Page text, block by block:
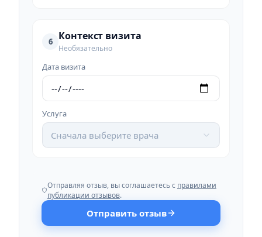
6 Контекст визита
Необязательно
Дата визита
Услуга
Сначала выберите врача
Отправляя отзыв, вы соглашаетесь с правилами
публикации отзывов.
Отправить отзыв